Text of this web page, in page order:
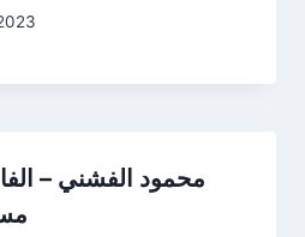
محمود الفشني –